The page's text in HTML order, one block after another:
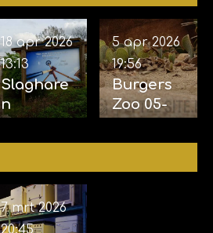
Slaghare
n
Sky Sifter
2026
18 apr 2026
13:13
Burgers
Zoo 05-
5 apr 2026
19:56
7 mrt 2026
20:45